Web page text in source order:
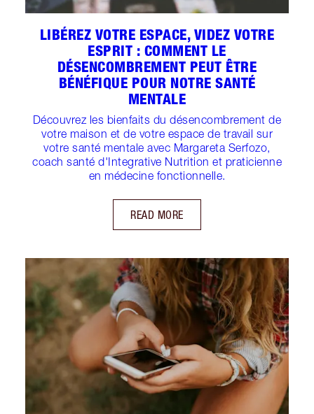
LIBÉREZ VOTRE ESPACE, VIDEZ VOTRE
ESPRIT : COMMENT LE
DÉSENCOMBREMENT PEUT ÊTRE
BÉNÉFIQUE POUR NOTRE SANTÉ
MENTALE
Découvrez les bienfaits du désencombrement de
votre maison et de votre espace de travail sur
votre santé mentale avec Margareta Serfozo,
coach santé d'Integrative Nutrition et praticienne
en médecine fonctionnelle.
READ MORE